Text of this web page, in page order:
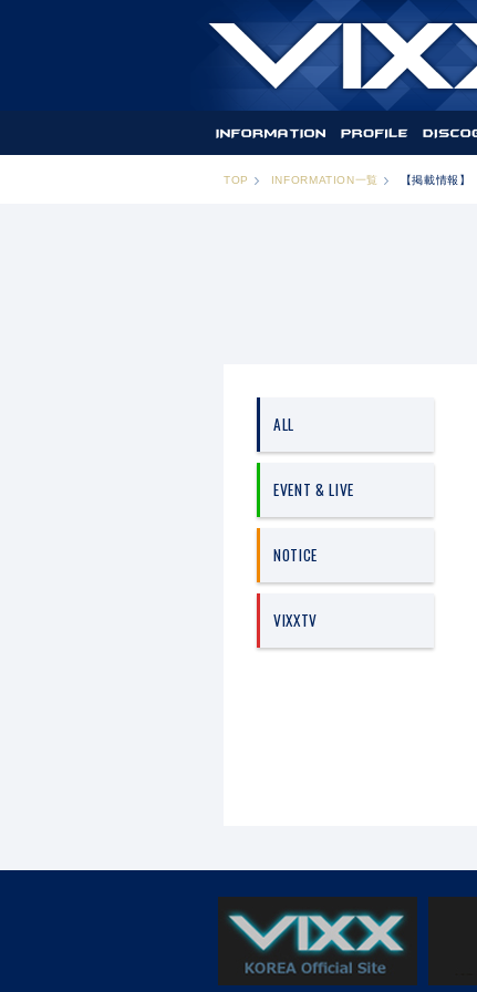
TOP INFORMATION一覧 【掲載情報】
ALL
EVENT & LIVE
NOTICE
VIXXTV